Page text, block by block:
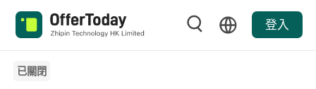
登入
已關閉